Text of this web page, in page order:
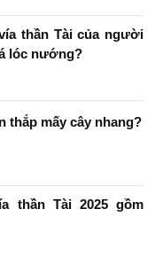
thần Tài của người
lóc nướng?
thắp mấy cây nhang?
thần Tài 2025 gồm